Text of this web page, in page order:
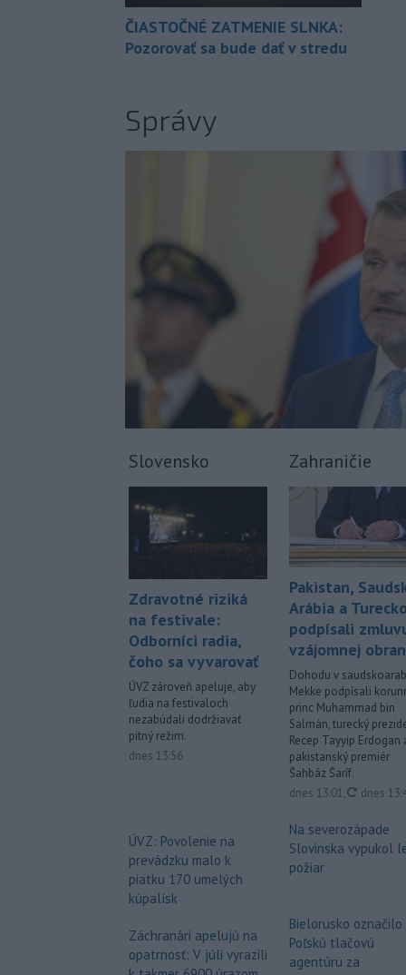
ČIASTOČNÉ ZATMENIE SLNKA:
Pozorovať sa bude dať v stredu
Správy
Slovensko
Zdravotné riziká
na festivale:
Odborníci radia,
čoho sa vyvarovať
ÚVZ zároveň apeluje, aby
ľudia na festivaloch
nezabúdali dodržiavať
pitný režim.
dnes 13:56
ÚVZ: Povolenie na
prevádzku malo k
piatku 170 umelých
kúpalísk
Záchranári apelujú na
opatrnosť: V júli vyrazili
Zahraničie
Pakistan,
Arábia a
podpísali
vzájomnej
Dohodu v
Mekke podpísali
princ Muhammad bin
Salmán, turecký
Recep Tayyip Erdogan
pakistanský premiér
Šahbáz Šaríf.
dnes 13:01, dnes
Na severozápade
Slovinska vypukol
požiar
Bielorusko označilo
Poľskú tlačovú
agentúru za